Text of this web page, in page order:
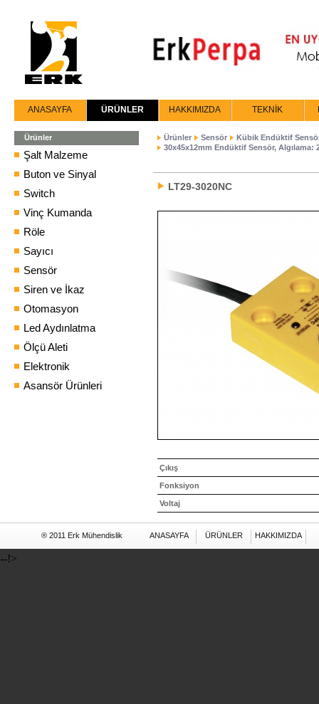
ANASAYFA ÜRÜNLER HAKKIMIZDA TEKNİK
Ürünler
Şalt Malzeme
Buton ve Sinyal
Switch
Vinç Kumanda
Röle
Sayıcı
Sensör
Siren ve İkaz
Otomasyon
Led Aydınlatma
Ölçü Aleti
Elektronik
Asansör Ürünleri
Ürünler Sensör
Kübik Endüktif
30x45x12mm Endüktif Sensör, Algılama:
LT29-3020NC
Çıkış
Fonksiyon
Voltaj
HAKKIMIZDA
ÜRÜNLER
ANASAYFA
® 2011 Erk Mühendislik
--!>